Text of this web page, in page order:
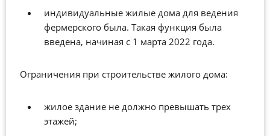
индивидуальные жилые дома для ведения
фермерского была. Такая функция была
введена, начиная с 1 марта 2022 года.
Ограничения при строительстве жилого дома:
жилое здание не должно превышать трех
этажей;